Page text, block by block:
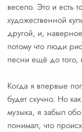
весело. Это и есть
художественной
другой, и,
потому что люди
песни ещё до того,
Когда я впервые
будет скучно. Но
музыка, я забыл
понимал, что